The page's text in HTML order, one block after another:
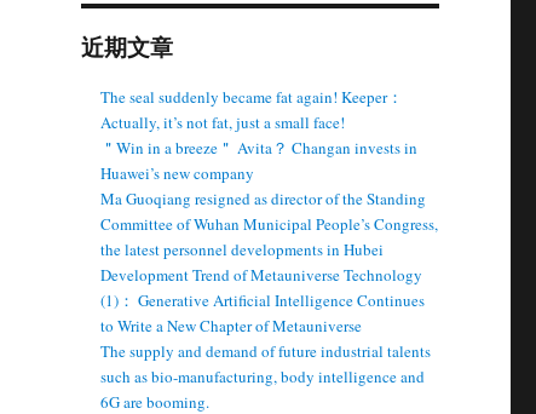
近期文章
The seal suddenly became fat again! Keeper：
Actually, it’s not fat, just a small face!
＂Win in a breeze＂ Avita？ Changan invests in
Huawei’s new company
Ma Guoqiang resigned as director of the Standing
Committee of Wuhan Municipal People’s Congress,
the latest personnel developments in Hubei
Development Trend of Metauniverse Technology
(1)： Generative Artificial Intelligence Continues
to Write a New Chapter of Metauniverse
The supply and demand of future industrial talents
such as bio-manufacturing, body intelligence and
6G are booming.